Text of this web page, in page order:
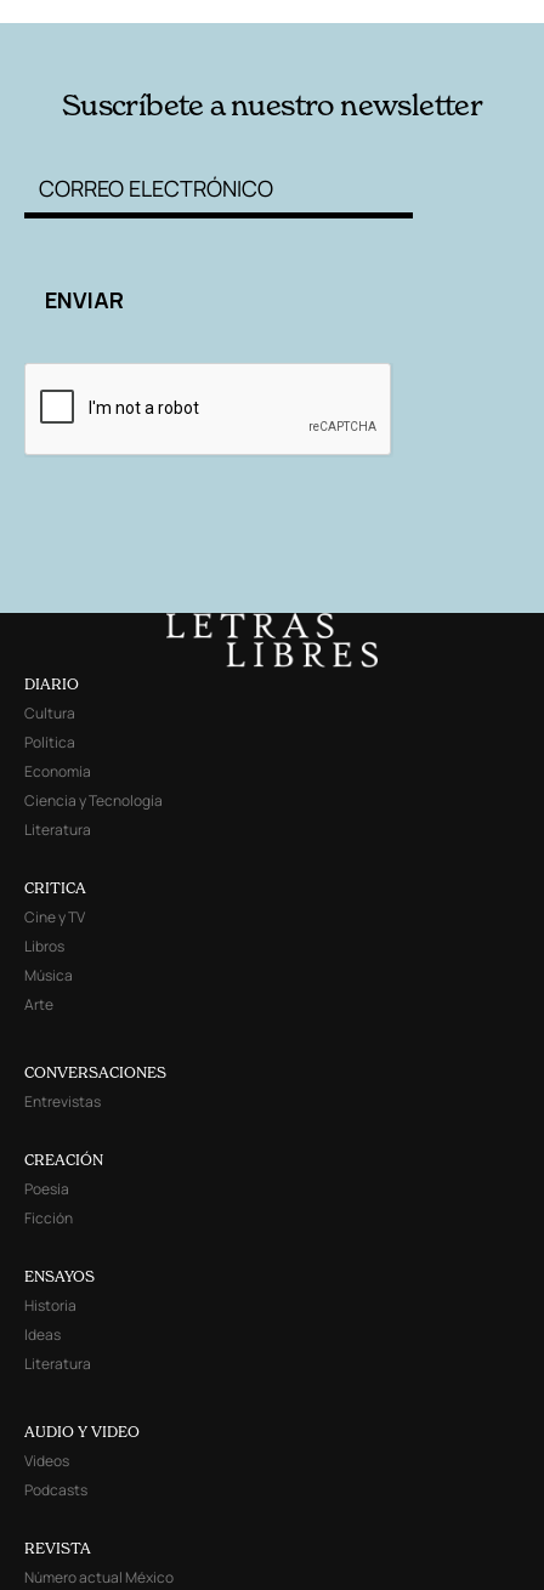
Suscríbete a nuestro newsletter
DIARIO
Cultura
Política
Economía
Ciencia y Tecnología
Literatura
CRITICA
Cine y TV
Libros
Música
Arte
CONVERSACIONES
Entrevistas
CREACIÓN
Poesía
Ficción
ENSAYOS
Historia
Ideas
Literatura
AUDIO Y VIDEO
Videos
Podcasts
REVISTA
Número actual México